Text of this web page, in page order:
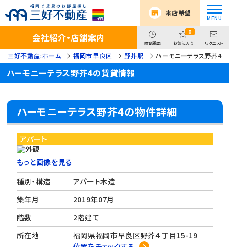
来店希望
会社紹介・店舗案内 閲覧履歴
0
お気に入り リクエスト
三好不動産:ホーム 福岡市早良区 野芥駅 ハーモニーテラス野芥4
ハーモニーテラス野芥4の賃貸情報
ハーモニーテラス野芥4の物件詳細
アパート
もっと画像を見る
種別・構造
アパート木造
築年月
2019年07月
階数
2階建て
所在地
福岡県福岡市早良区野芥４丁目15-19